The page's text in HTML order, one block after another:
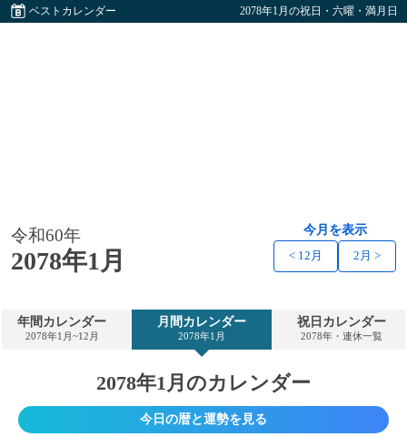
ベストカレンダー 2078年1月の祝日・六曜・満月日
令和60年
2078年1月
今月を表示
< 12月 2月 >
年間カレンダー
2078年1月~12月
月間カレンダー
2078年1月
祝日カレンダー
2078年・連休一覧
2078年1月のカレンダー
今日の暦と運勢を見る